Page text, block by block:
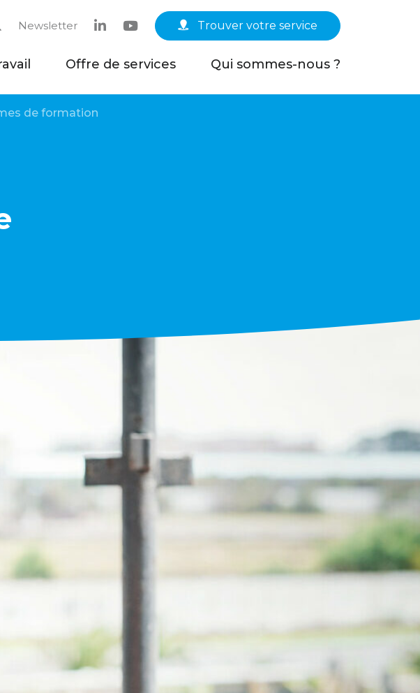
Newsletter LinkedinYouTube Trouver votre service
Offre de services Qui sommes-nous ?
de formation